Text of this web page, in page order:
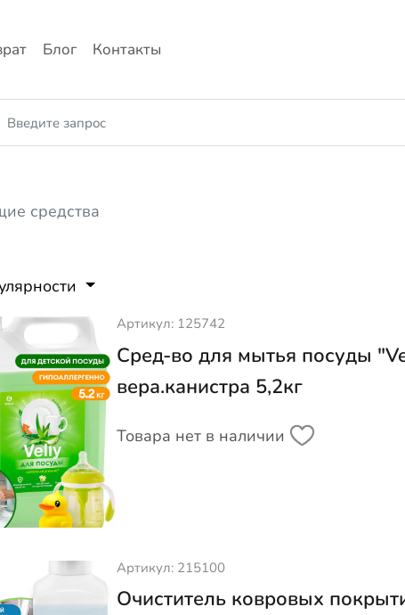
Блог Контакты
средства
Артикул: 125742
Сред-во для мытья посуды
вера.канистра 5,2кг
Товара нет в наличии
Артикул: 215100
Очиститель ковровых